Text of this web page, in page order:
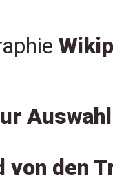
von den